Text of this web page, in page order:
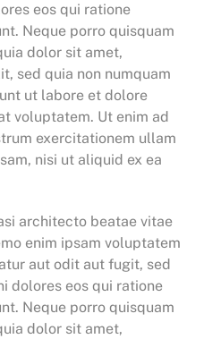
eos qui ratione
Neque porro quisquam
dolor sit amet,
sed quia non numquam
ut labore et dolore
voluptatem. Ut enim ad
exercitationem ullam
nisi ut aliquid ex ea
architecto beatae vitae
enim ipsam voluptatem
aut odit aut fugit, sed
dolores eos qui ratione
Neque porro quisquam
dolor sit amet,